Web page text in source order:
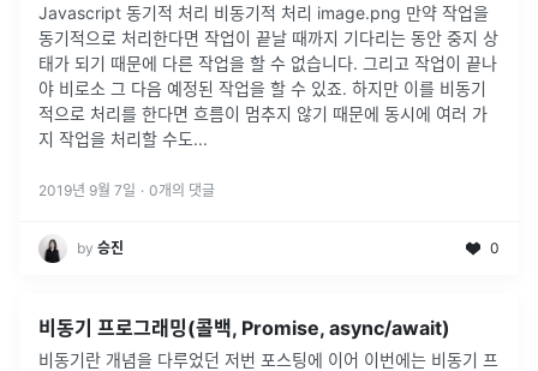
Javascript 동기적 처리 비동기적 처리 image.png 만약 작업을
동기적으로 처리한다면 작업이 끝날 때까지 기다리는 동안 중지 상
태가 되기 때문에 다른 작업을 할 수 없습니다. 그리고 작업이 끝나
야 비로소 그 다음 예정된 작업을 할 수 있죠. 하지만 이를 비동기
적으로 처리를 한다면 흐름이 멈추지 않기 때문에 동시에 여러 가
지 작업을 처리할 수도...
2019년 9월 7일 · 0개의 댓글
by 승진 0
비동기 프로그래밍(콜백, Promise, async/await)
비동기란 개념을 다루었던 저번 포스팅에 이어 이번에는 비동기 프